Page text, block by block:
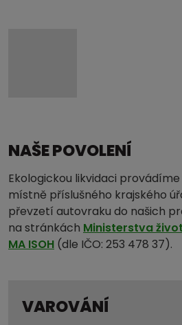
NAŠE POVOLENÍ
Ekologickou likvidaci
místně příslušného krajského
převzetí autovraku do našich
na stránkách Ministerstva
MA ISOH (dle IČO: 253 478 37).
VAROVÁNÍ